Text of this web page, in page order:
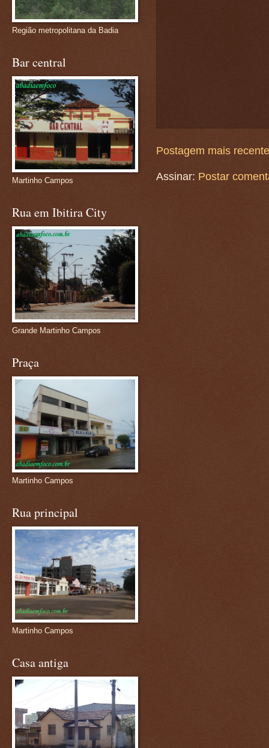
Postagem mais recente
Assinar: Postar
Região metropolitana da Badia
Bar central
Martinho Campos
Rua em Ibitira City
Grande Martinho Campos
Praça
Martinho Campos
Rua principal
Martinho Campos
Casa antiga